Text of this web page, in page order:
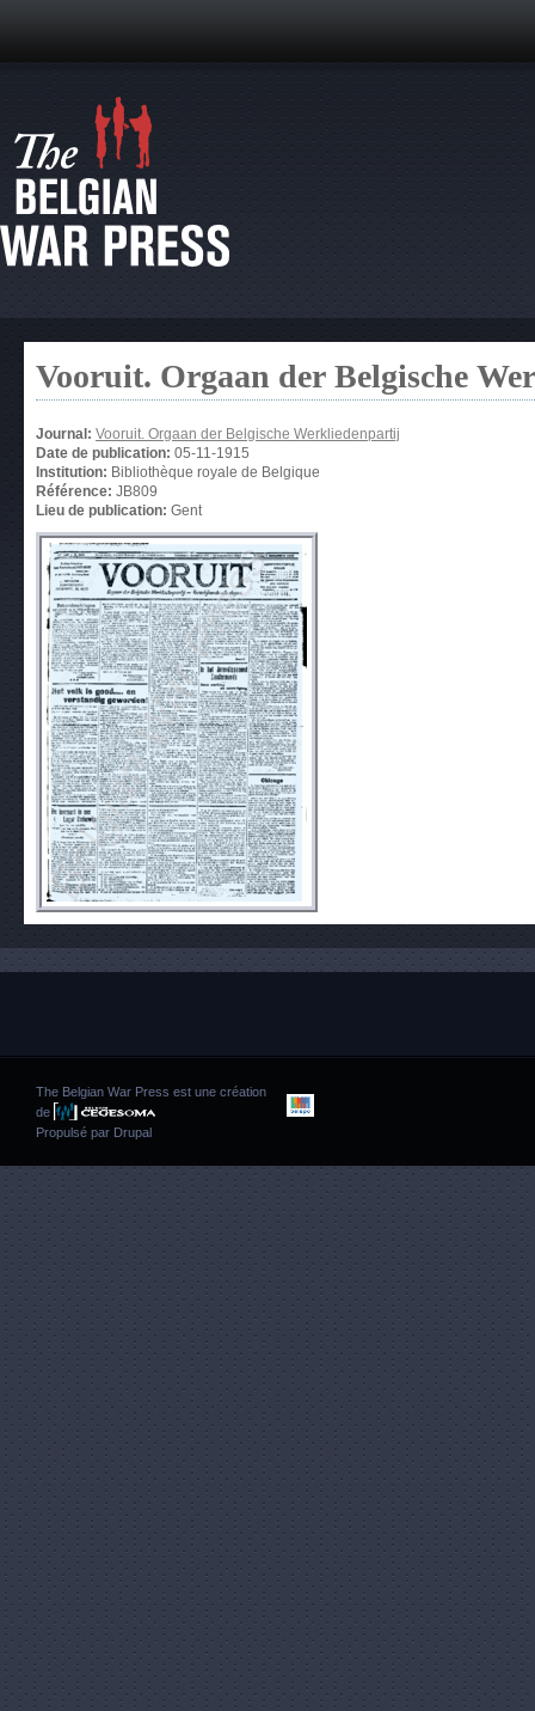
Vooruit. Orgaan der Belgische
Journal: Vooruit. Orgaan der Belgische Werkliedenpartij
Date de publication: 05-11-1915
Institution: Bibliothèque royale de Belgique
Référence: JB809
Lieu de publication: Gent
The Belgian War Press est une création
de
Propulsé par Drupal